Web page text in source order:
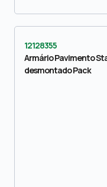
12128355
Armário Pavimento
desmontado Pack